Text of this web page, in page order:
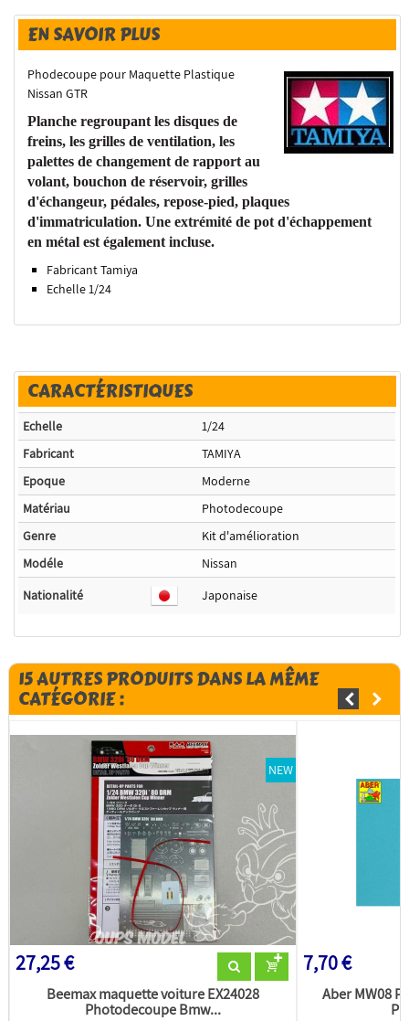
EN SAVOIR PLUS
Phodecoupe pour Maquette Plastique
Nissan GTR
Planche regroupant les disques de
freins, les grilles de ventilation, les
palettes de changement de rapport au
volant, bouchon de réservoir, grilles
d'échangeur, pédales, repose-pied, plaques
d'immatriculation. Une extrémité de pot d'échappement
en métal est également incluse.
Fabricant Tamiya
Echelle 1/24
CARACTÉRISTIQUES
Echelle
1/24
Fabricant
TAMIYA
Epoque
Moderne
Matériau
Photodecoupe
Genre
Kit d'amélioration
Modéle
Nissan
Nationalité
Japonaise
15 AUTRES PRODUITS DANS LA MÊME
CATÉGORIE :
NEW
27,25 €
Beemax maquette voiture EX24028
Photodecoupe Bmw...
7,70 €
Aber MW08